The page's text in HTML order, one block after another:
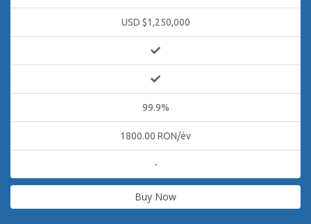
USD $1,250,000
99.9%
1800.00 RON/év
-
Buy Now